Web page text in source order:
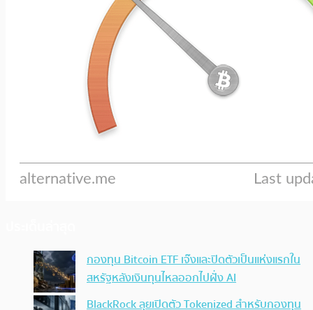
กองทุน Bitcoin ETF เจ๊งและปิดตัวเป็นแห่งแรกใน
สหรัฐหลังเงินทุนไหลออกไปฝั่ง AI
BlackRock ลุยเปิดตัว Tokenized สำหรับกองทุน